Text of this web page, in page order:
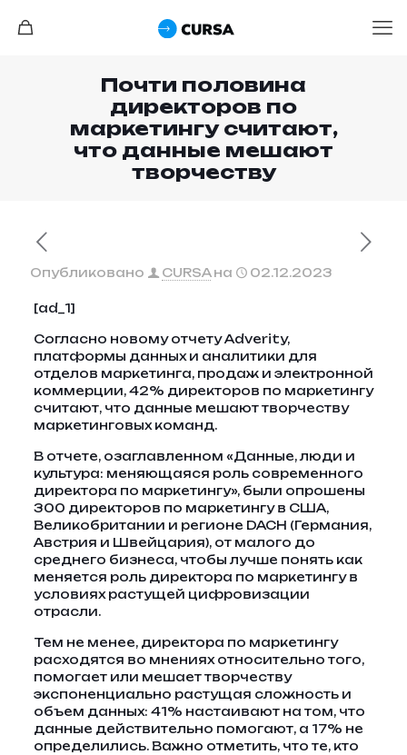
Почти половина
директоров по
маркетингу считают,
что данные мешают
творчеству
Опубликовано CURSA на 02.12.2023
[ad_1]
Согласно новому отчету Adverity,
платформы данных и аналитики для
отделов маркетинга, продаж и электронной
коммерции, 42% директоров по маркетингу
считают, что данные мешают творчеству
маркетинговых команд.
В отчете, озаглавленном «Данные, люди и
культура: меняющаяся роль современного
директора по маркетингу», были опрошены
300 директоров по маркетингу в США,
Великобритании и регионе DACH (Германия,
Австрия и Швейцария), от малого до
среднего бизнеса, чтобы лучше понять как
меняется роль директора по маркетингу в
условиях растущей цифровизации
отрасли.
Тем не менее, директора по маркетингу
расходятся во мнениях относительно того,
помогает или мешает творчеству
экспоненциально растущая сложность и
объем данных: 41% настаивают на том, что
данные действительно помогают, а 17% не
определились. Важно отметить, что те, кто